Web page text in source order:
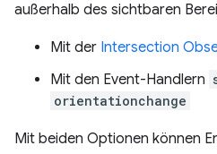
außerhalb des sichtbaren
Mit der Intersection
Mit den Event-Handlern
orientationchange
Mit beiden Optionen können